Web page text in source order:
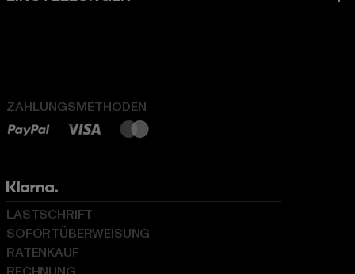
ZAHLUNGSMETHODEN
LASTSCHRIFT
SOFORTÜBERWEISUNG
RATENKAUF